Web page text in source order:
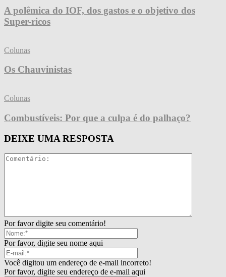
A polêmica do IOF, dos gastos e o objetivo dos
Super-ricos
Colunas
Os Chauvinistas
Colunas
Combustíveis: Por que a culpa é do palhaço?
DEIXE UMA RESPOSTA
Por favor digite seu comentário!
Por favor, digite seu nome aqui
Você digitou um endereço de e-mail incorreto!
Por favor, digite seu endereço de e-mail aqui